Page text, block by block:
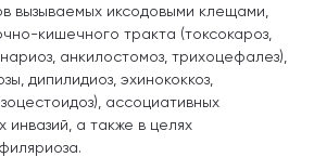
вызываемых иксодовыми клещами,
кишечного тракта (токсокароз,
анкилостомоз, трихоцефалез),
дипилидиоз, эхинококкоз,
ассоциативных
инвазий, а также в целях